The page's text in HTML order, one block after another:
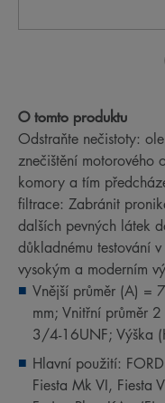
O tomto produktu
Odstraňte nečistoty:
znečištění motorového
komory a tím
filtrace: Zabránit
dalších pevných látek
důkladnému testování
vysokým a moderním
Vnější průměr (A) =
mm; Vnitřní průměr
3/4-16UNF; Výška
Hlavní použití:
Fiesta Mk VI, Fiesta